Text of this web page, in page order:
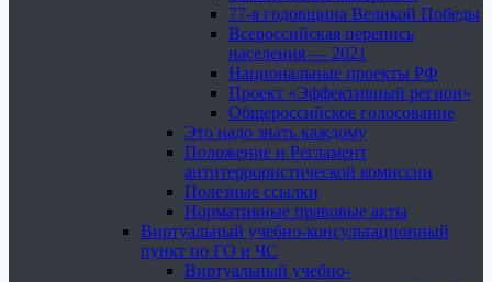
77-я годовщина Великой Победы
Всероссийская перепись
населения — 2021
Национальные проекты РФ
Проект «Эффективный регион»
Общероссийское голосование
Это надо знать каждому
Положение и Регламент
антитеррористической комиссии
Полезные ссылки
Нормативные правовые акты
Виртуальный учебно-консультационный
пункт по ГО и ЧС
Виртуальный учебно-